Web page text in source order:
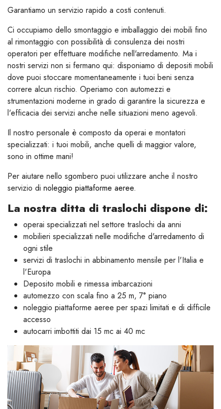
Garantiamo un servizio rapido a costi contenuti.
Ci occupiamo dello smontaggio e imballaggio dei mobili fino
al rimontaggio con possibilità di consulenza dei nostri
operatori per effettuare modifiche nell'arredamento. Ma i
nostri servizi non si fermano qui: disponiamo di depositi mobili
dove puoi stoccare momentaneamente i tuoi beni senza
correre alcun rischio. Operiamo con automezzi e
strumentazioni moderne in grado di garantire la sicurezza e
l'efficacia dei servizi anche nelle situazioni meno agevoli.
Il nostro personale è composto da operai e montatori
specializzati: i tuoi mobili, anche quelli di maggior valore,
sono in ottime mani!
Per aiutare nello sgombero puoi utilizzare anche il nostro
servizio di noleggio piattaforme aeree.
La nostra ditta di traslochi dispone di:
operai specializzati nel settore traslochi da anni
mobilieri specializzati nelle modifiche d'arredamento di
ogni stile
servizi di traslochi in abbinamento mensile per l'Italia e
l'Europa
Deposito mobili e rimessa imbarcazioni
automezzo con scala fino a 25 m, 7° piano
noleggio piattaforme aeree per spazi limitati e di difficile
accesso
autocarri imbottiti dai 15 mc ai 40 mc